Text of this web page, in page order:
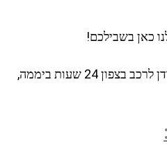
כאן בשבילכם!
אנו מציעים שירותי ניתוק קודן לרכב בצפון 24 שעות ביממה,